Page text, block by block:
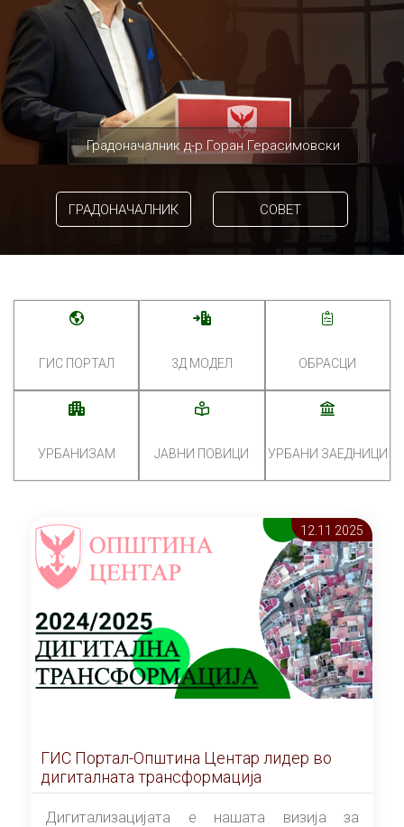
Градоначалник д-р Горан Герасимовски
ГРАДОНАЧАЛНИК СОВЕТ
ГИС ПОРТАЛ 3Д МОДЕЛ ОБРАСЦИ
УРБАНИЗАМ ЈАВНИ ПОВИЦИ УРБАНИ ЗАЕДНИЦИ
12.11 2025
ГИС Портал-Општина Центар лидер во
дигиталната трансформација
Дигитализацијата е нашата визија за